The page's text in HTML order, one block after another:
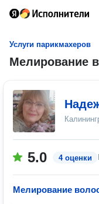
Услуги парикмахеров
Мелирование
5.0 4 оценки
Мелирование